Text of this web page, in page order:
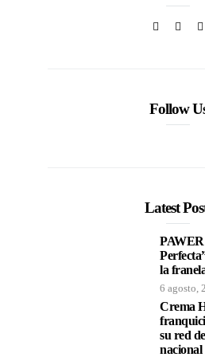
Follow
Latest
la
6 agosto,
Crema
su red
nacional